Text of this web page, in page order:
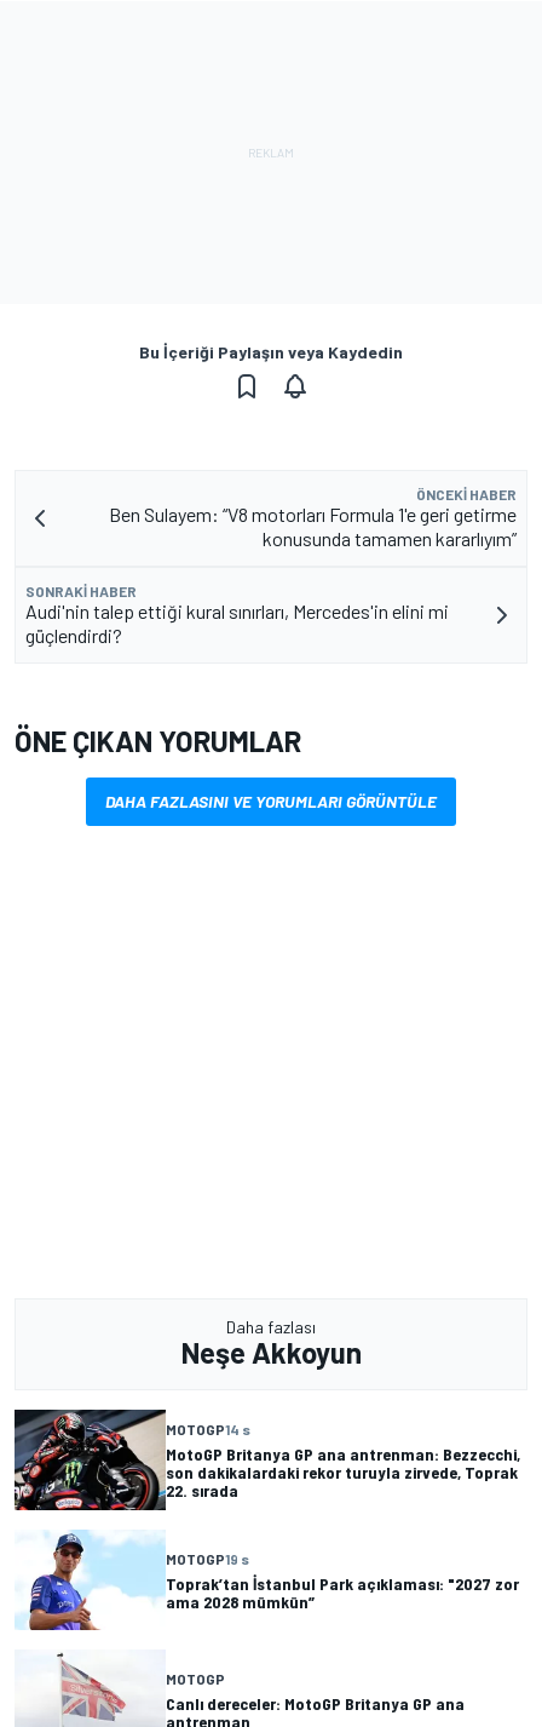
Bu İçeriği Paylaşın veya Kaydedin
ÖNCEKI HABER
Ben Sulayem: “V8 motorları Formula 1'e geri getirme
konusunda tamamen kararlıyım”
SONRAKI HABER
Audi'nin talep ettiği kural sınırları, Mercedes'in elini mi
güçlendirdi?
ÖNE ÇIKAN YORUMLAR
DAHA FAZLASINI VE YORUMLARI GÖRÜNTÜLE
Daha fazlası
Neşe Akkoyun
MOTOGP14 s
MotoGP Britanya GP ana antrenman: Bezzecchi,
son dakikalardaki rekor turuyla zirvede, Toprak
22. sırada
MOTOGP19 s
Toprak’tan İstanbul Park açıklaması: "2027 zor
ama 2028 mümkün”
MOTOGP
Canlı dereceler: MotoGP Britanya GP ana
antrenman